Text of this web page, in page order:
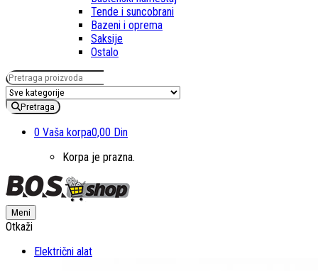
Tende i suncobrani
Bazeni i oprema
Saksije
Ostalo
Pretraga za:
Pretraga
0 Vaša korpa0,00 Din
Korpa je prazna.
Meni
Otkaži
Električni alat